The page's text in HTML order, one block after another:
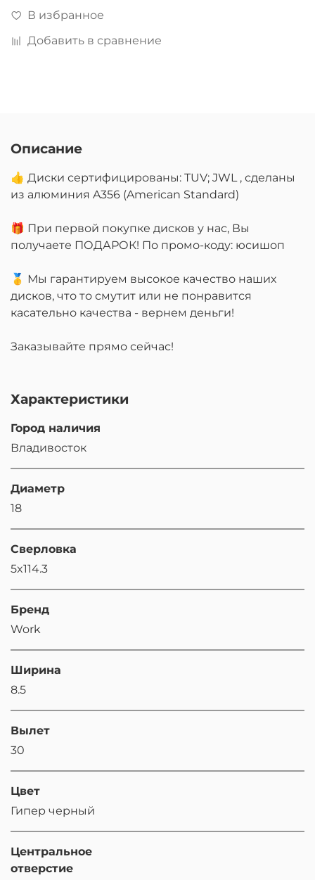
В избранное
Добавить в сравнение
Описание
👍 Диски сертифицированы: TUV; JWL , сделаны
из алюминия A356 (American Standard)
🎁 При первой покупке дисков у нас, Вы
получаете ПОДАРОК! По промо-коду: юсишоп
🥇 Мы гарантируем высокое качество наших
дисков, что то смутит или не понравится
касательно качества - вернем деньги!
Заказывайте прямо сейчас!
Характеристики
Город наличия
Владивосток
Диаметр
18
Сверловка
5x114.3
Бренд
Work
Ширина
8.5
Вылет
30
Цвет
Гипер черный
Центральное
отверстие